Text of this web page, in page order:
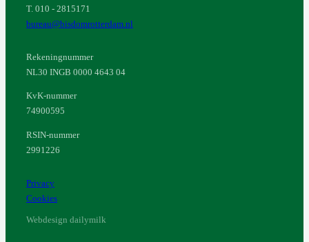
T. 010 - 2815171
bureau@bisdomrotterdam.nl
Rekeningnummer
NL30 INGB 0000 4643 04
KvK-nummer
74900595
RSIN-nummer
2991226
Privacy
Cookies
Webdesign dailymilk